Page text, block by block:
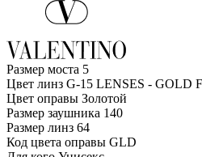
Размер моста 5
Цвет линз G-15 LENSES - GOLD
Цвет оправы Золотой
Размер заушника 140
Размер линз 64
Код цвета оправы GLD